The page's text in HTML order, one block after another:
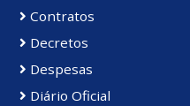
Contratos
Decretos
Despesas
Diário Oficial